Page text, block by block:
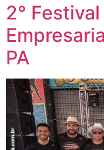
2°
PA